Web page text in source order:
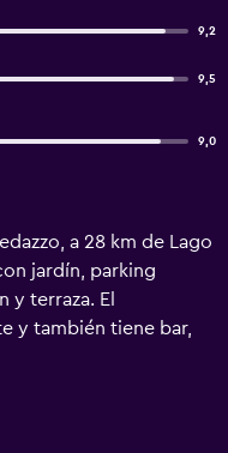
9,2
9,5
9,0
a 28 km de Lago
jardín, parking
y terraza. El
y también tiene bar,
dispone de centro
gratis en todo el